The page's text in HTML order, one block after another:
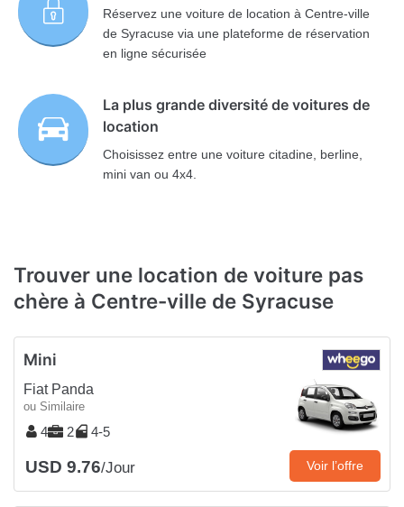
Réservez une voiture de location à Centre-ville
de Syracuse via une plateforme de réservation
en ligne sécurisée
La plus grande diversité de voitures de
location
Choisissez entre une voiture citadine, berline,
mini van ou 4x4.
Trouver une location de voiture pas
chère à Centre-ville de Syracuse
Mini
Fiat Panda
ou Similaire
4 2 4-5
USD 9.76/Jour Voir l’offre